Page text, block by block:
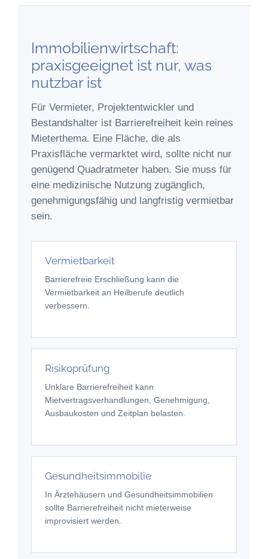
Immobilienwirtschaft:
praxisgeeignet ist nur, was
nutzbar ist
Für Vermieter, Projektentwickler und
Bestandshalter ist Barrierefreiheit kein reines
Mieterthema. Eine Fläche, die als
Praxisfläche vermarktet wird, sollte nicht nur
genügend Quadratmeter haben. Sie muss für
eine medizinische Nutzung zugänglich,
genehmigungsfähig und langfristig vermietbar
sein.
Vermietbarkeit
Barrierefreie Erschließung kann die
Vermietbarkeit an Heilberufe deutlich
verbessern.
Risikoprüfung
Unklare Barrierefreiheit kann
Mietvertragsverhandlungen, Genehmigung,
Ausbaukosten und Zeitplan belasten.
Gesundheitsimmobilie
In Ärztehäusern und Gesundheitsimmobilien
sollte Barrierefreiheit nicht mieterweise
improvisiert werden.